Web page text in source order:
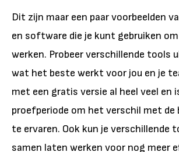
Dit zijn maar een paar voorbeelden
en software die je kunt gebruiken
werken. Probeer verschillende tools
wat het beste werkt voor jou en je
met een gratis versie al heel veel en
proefperiode om het verschil met de
te ervaren. Ook kun je verschillende
samen laten werken voor nog meer